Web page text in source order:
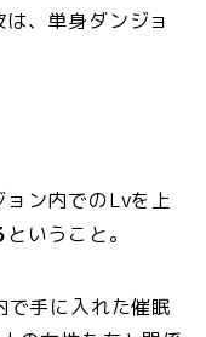
、単身ダンジョ
ン内でのLvを上
ということ。
手に入れた催眠